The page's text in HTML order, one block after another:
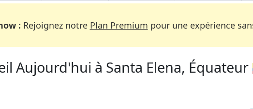
: Rejoignez notre Plan Premium pour une expérience
Aujourd'hui à Santa Elena, Équateur